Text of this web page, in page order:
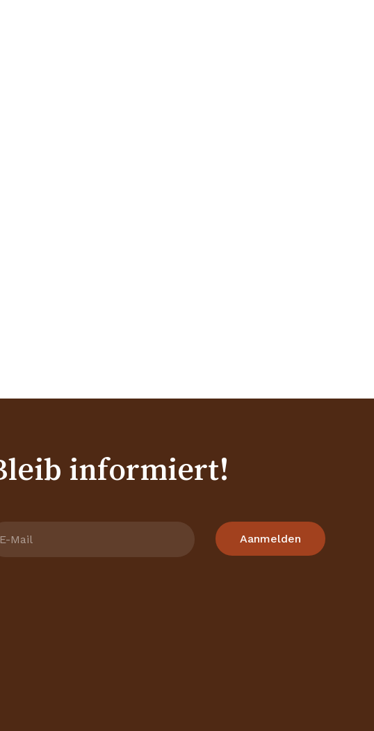
informiert!